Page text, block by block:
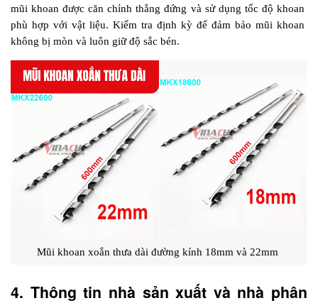
mũi khoan được căn chỉnh thẳng đứng và sử dụng tốc độ khoan
phù hợp với vật liệu. Kiểm tra định kỳ để đảm bảo mũi khoan
không bị mòn và luôn giữ độ sắc bén.
Mũi khoan xoắn thưa dài đường kính 18mm và 22mm
4. Thông tin nhà sản xuất và nhà phân